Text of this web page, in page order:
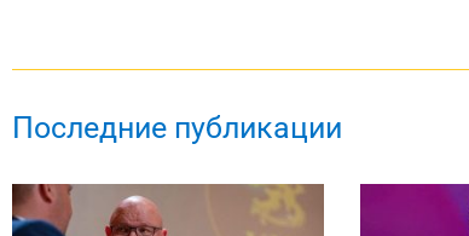
Последние публикации